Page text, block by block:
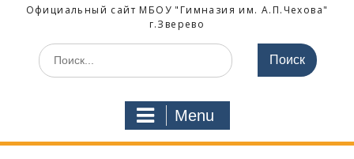
Официальный сайт МБОУ "Гимназия им. А.П.Чехова"
г.Зверево
Search
for:
Menu